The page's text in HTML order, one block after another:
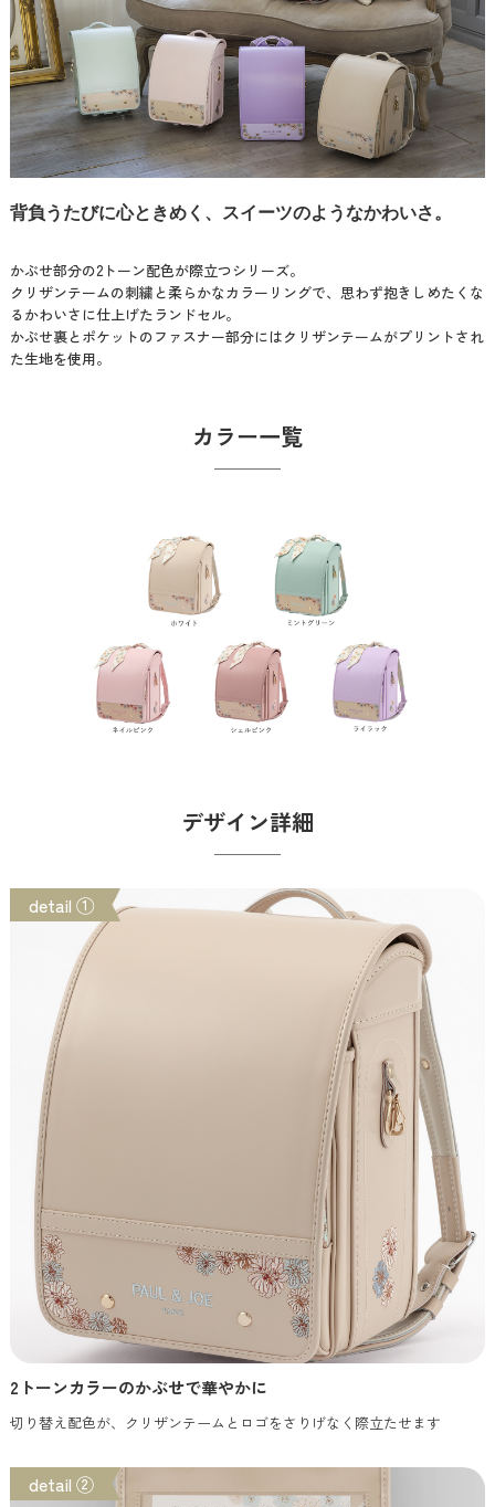
背負うたびに心ときめく、スイーツのようなかわいさ。
かぶせ部分の2トーン配色が際立つシリーズ。
クリザンテームの刺繍と柔らかなカラーリングで、思わず抱きしめたくな
るかわいさに仕上げたランドセル。
かぶせ裏とポケットのファスナー部分にはクリザンテームがプリントされ
た生地を使用。
カラー一覧
デザイン詳細
detail ①
2トーンカラーのかぶせで華やかに
切り替え配色が、クリザンテームとロゴをさりげなく際立たせます
detail ②